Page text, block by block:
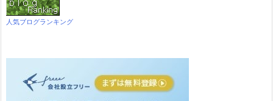
人気ブログランキング